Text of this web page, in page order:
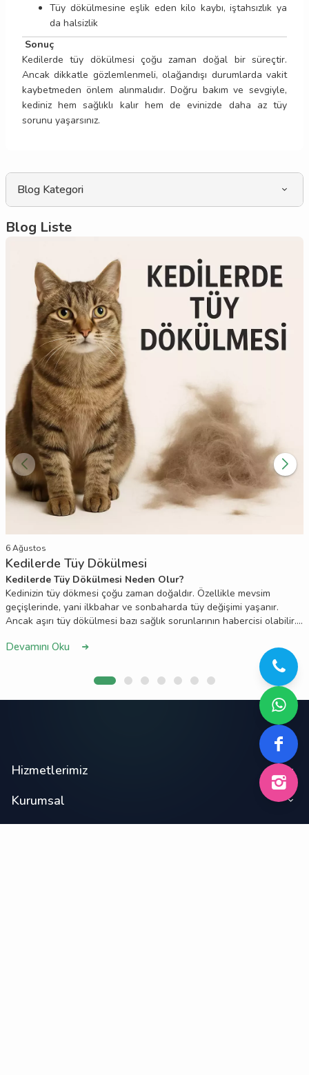
Tüy dökülmesine eşlik eden kilo kaybı, iştahsızlık ya
da halsizlik
Sonuç
Kedilerde tüy dökülmesi çoğu zaman doğal bir süreçtir.
Ancak dikkatle gözlemlenmeli, olağandışı durumlarda vakit
kaybetmeden önlem alınmalıdır. Doğru bakım ve sevgiyle,
kediniz hem sağlıklı kalır hem de evinizde daha az tüy
sorunu yaşarsınız.
Blog Kategori
Blog Liste
6 Ağustos
Kedilerde Tüy Dökülmesi
Kedilerde Tüy Dökülmesi Neden Olur?
Kedinizin tüy dökmesi çoğu zaman doğaldır. Özellikle mevsim
geçişlerinde, yani ilkbahar ve sonbaharda tüy değişimi yaşanır.
Ancak aşırı tüy dökülmesi bazı sağlık sorunlarının habercisi olabilir.
tetikleyebilir. Düzenli tarama, dengeli mama ve gerekirse veteriner
kontrolü ile bu sorun kontrol altına alınabilir. Kedinizin sağlıklı ve
parlak tüylere sahip olması için bakımını ihmal etmeyin!
Devamını Oku
Hizmetlerimiz
Kurumsal